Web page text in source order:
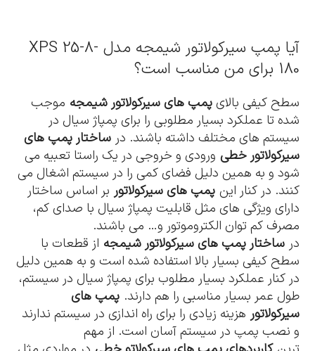
آیا پمپ سیرکولاتور شیمجه مدل XPS 25-8-
180 برای من مناسب است؟
سطح کیفی بالایپمپ های سیرکولاتور شیمجه موجب
شده تا عملکرد بسیار مطلوبی را برای پمپاژ سیال در
سیستم های مختلف داشته باشند. در ساختار پمپ های
سیرکولاتور خطی ورودی و خروجی در یک راستا تعبیه می
شود و به همین دلیل فضای کمی را در سیستم اشغال می
کنند. در کنار این پمپ های سیرکولاتور بر اساس ساختار
دارای ویژگی های مثل قابلیت پمپاژ سیال با صدای کم،
مصرف کم توان الکتروموتور و… می باشند.
در ساختار پمپ های سیرکولاتور شیمجه از قطعات با
سطح کیفی بسیار بالا استفاده شده است و به همین دلیل
در کنار عملکرد بسیار مطلوب برای پمپاژ سیال در سیستم،
طول عمر بسیار مناسبی را هم دارند. پمپ های
سیرکولاتور هزینه زیادی را برای راه اندازی در سیستم ندارند
و نصب پمپ در سیستم آسان است. از مهم